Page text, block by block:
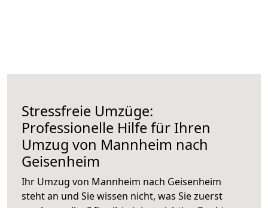
Stressfreie Umzüge:
Professionelle Hilfe für Ihren
Umzug von Mannheim nach
Geisenheim
Ihr Umzug von Mannheim nach Geisenheim
steht an und Sie wissen nicht, was Sie zuerst